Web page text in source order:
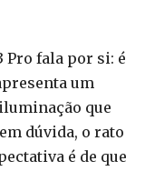
Pro fala por si: é
um
que
dúvida, o rato
é de que